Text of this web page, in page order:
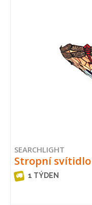
SEARCHLIGHT
Stropní svítidlo
1 TÝDEN